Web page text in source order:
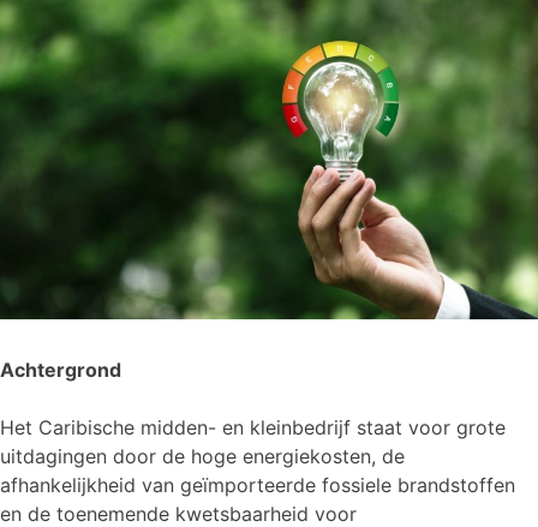
Achtergrond
Het Caribische midden- en kleinbedrijf staat voor grote
uitdagingen door de hoge energiekosten, de
afhankelijkheid van geïmporteerde fossiele brandstoffen
en de toenemende kwetsbaarheid voor